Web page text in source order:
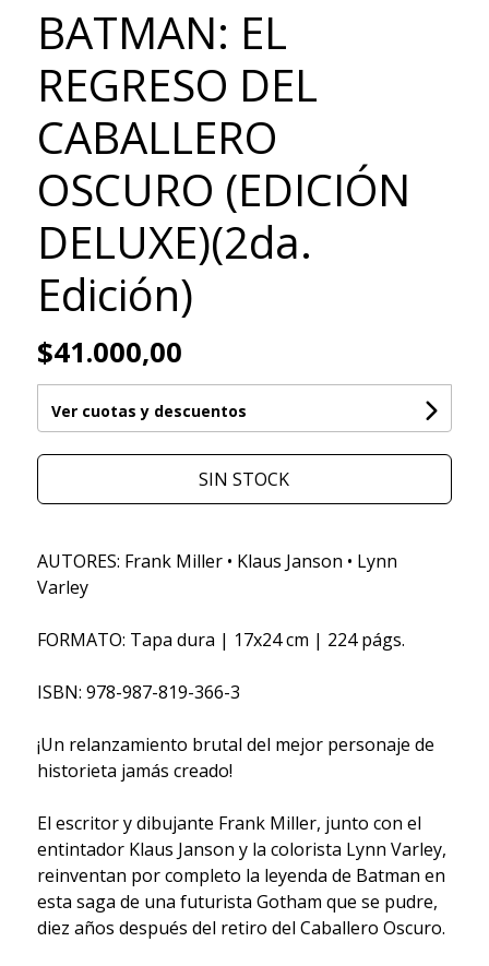
BATMAN: EL
REGRESO DEL
CABALLERO
OSCURO (EDICIÓN
DELUXE)(2da.
Edición)
$41.000,00
Ver cuotas y descuentos
SIN STOCK
AUTORES: Frank Miller • Klaus Janson • Lynn
Varley
FORMATO: Tapa dura | 17x24 cm | 224 págs.
ISBN: 978-987-819-366-3
¡Un relanzamiento brutal del mejor personaje de
historieta jamás creado!
El escritor y dibujante Frank Miller, junto con el
entintador Klaus Janson y la colorista Lynn Varley,
reinventan por completo la leyenda de Batman en
esta saga de una futurista Gotham que se pudre,
diez años después del retiro del Caballero Oscuro.